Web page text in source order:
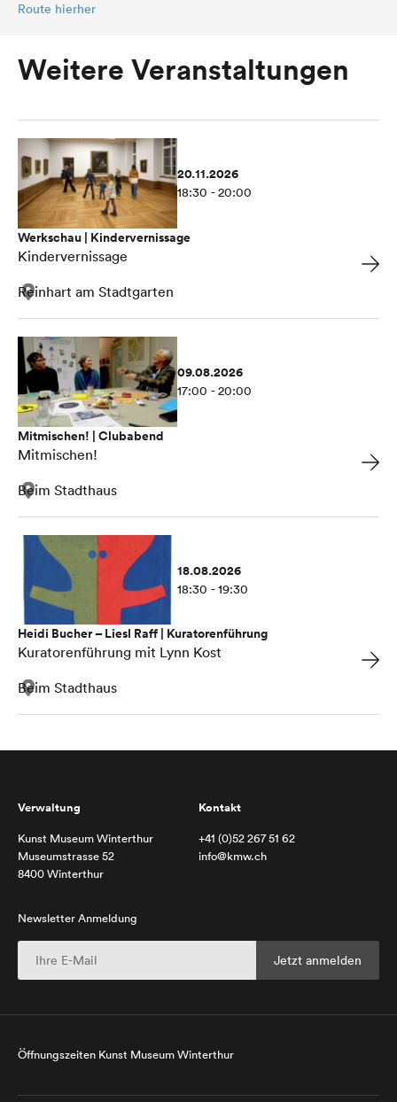
Route hierher
Weitere Veranstaltungen
20.11.2026
18:30 - 20:00
Werkschau | Kindervernissage
Kindervernissage
Reinhart am Stadtgarten
09.08.2026
17:00 - 20:00
Mitmischen! | Clubabend
Mitmischen!
Beim Stadthaus
18.08.2026
18:30 - 19:30
Heidi Bucher – Liesl Raff | Kuratorenführung
Kuratorenführung mit Lynn Kost
Beim Stadthaus
Verwaltung
Kunst Museum Winterthur
Museumstrasse 52
8400 Winterthur
Kontakt
+41 (0)52 267 51 62
info@kmw.ch
Newsletter Anmeldung
Öffnungszeiten Kunst Museum Winterthur